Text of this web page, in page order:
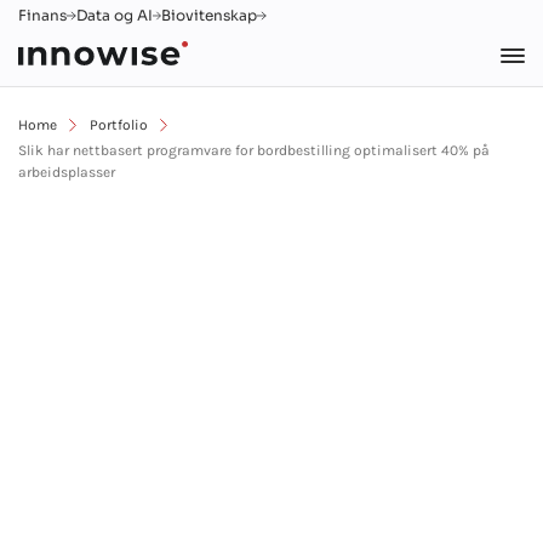
Finans Data og AI Biovitenskap
Home
Portfolio
Slik har nettbasert programvare for bordbestilling optimalisert 40% på
arbeidsplasser